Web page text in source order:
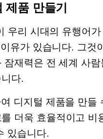
품 만들기
우리 시대의 유행어
유가 있습니다. 그것
잠재력은 전 세계 사람
다.
디지털 제품을 만들
더욱 효율적이고 비
있습니다.